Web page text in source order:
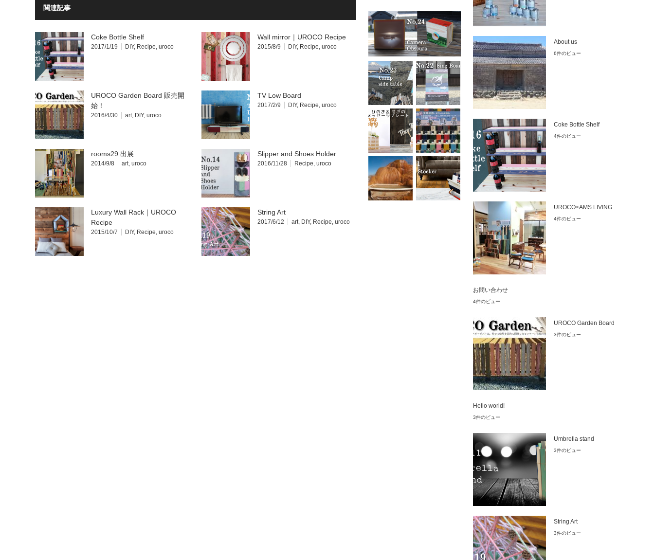
関連記事
Coke Bottle Shelf
2017/1/19 DIY, Recipe, uroco
Wall mirror｜UROCO Recipe
2015/8/9 DIY, Recipe, uroco
UROCO Garden Board 販売開
始！
2016/4/30 art, DIY, uroco
TV Low Board
2017/2/9 DIY, Recipe, uroco
rooms29 出展
2014/9/8 art, uroco
Slipper and Shoes Holder
2016/11/28 Recipe, uroco
Luxury Wall Rack｜UROCO
Recipe
2015/10/7 DIY, Recipe, uroco
String Art
2017/6/12 art, DIY, Recipe, uroco
About us
6件のビュー
Coke Bottle Shelf
4件のビュー
UROCO×AMS LIVING
4件のビュー
お問い合わせ
4件のビュー
UROCO Garden Board
3件のビュー
Hello world!
3件のビュー
Umbrella stand
3件のビュー
String Art
3件のビュー